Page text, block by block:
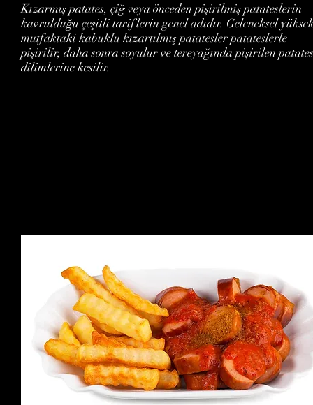
Kızarmış patates, çiğ veya önceden pişirilmiş patateslerin
kavrulduğu çeşitli tariflerin genel adıdır. Geleneksel
mutfaktaki kabuklu kızartılmış patatesler patateslerle
pişirilir, daha sonra soyulur ve tereyağında pişirilen patates
dilimlerine kesilir.